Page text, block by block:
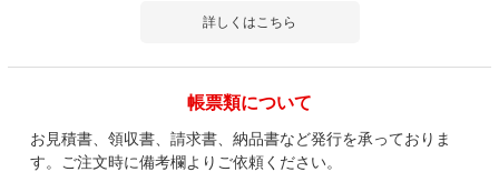
詳しくはこちら
帳票類について
お見積書、領収書、請求書、納品書など発行を承っておりま
す。ご注文時に備考欄よりご依頼ください。